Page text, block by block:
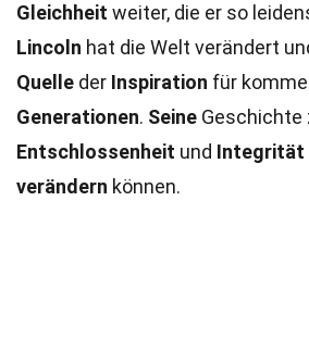
Gleichheit weiter, die er so
Lincoln hat die Welt verändert
Quelle der Inspiration für
Generationen. Seine Geschichte
Entschlossenheit und Integrität
verändern können.